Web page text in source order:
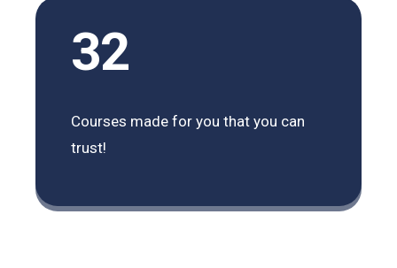
32
Courses made for you that you can
trust!